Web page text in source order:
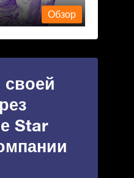
Обзор
Star